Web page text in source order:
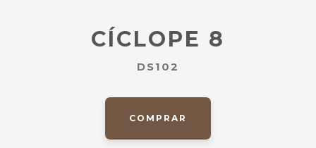
CÍCLOPE 8
DS102
COMPRAR